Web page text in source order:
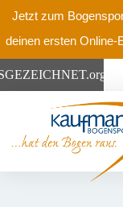
Jetzt zum
deinen ersten Online-
.org